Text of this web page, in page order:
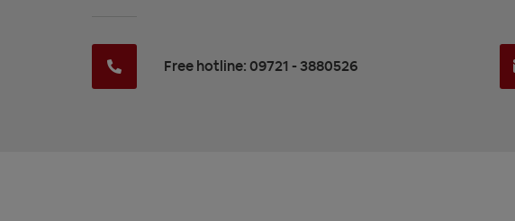
Free hotline: 09721 - 3880526